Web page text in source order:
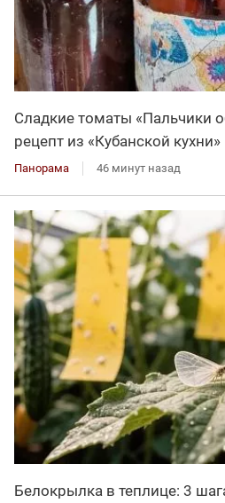
Сладкие томаты «Пальчики
рецепт из «Кубанской кухни»
Панорама 46 минут назад
Белокрылка в теплице: 3